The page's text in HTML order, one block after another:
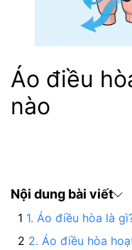
Áo điều
nào
Nội dung bài viết
1. Áo điều hòa là
2. Áo điều hòa